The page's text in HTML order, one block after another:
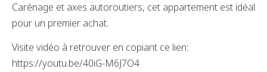
Carénage et axes autoroutiers, cet appartement est idéal
pour un premier achat.
Visite vidéo à retrouver en copiant ce lien:
https://youtu.be/40iG-M6J7O4